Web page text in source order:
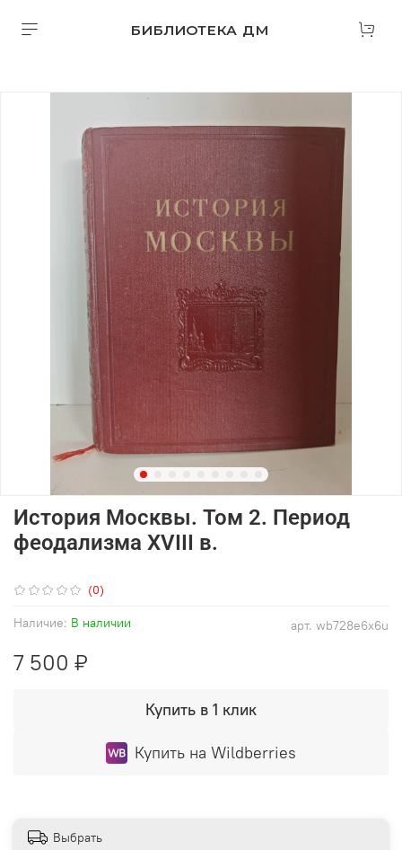
БИБЛИОТЕКА ДМ
(0)
арт. wb728e6x6u
Наличие: В наличии
История Москвы. Том 2. Период
феодализма XVIII в.
7 500 ₽
Купить в 1 клик
Купить на Wildberries
Выбрать